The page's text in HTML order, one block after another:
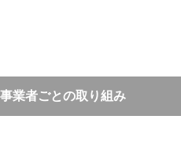
事業者ごとの取り組み